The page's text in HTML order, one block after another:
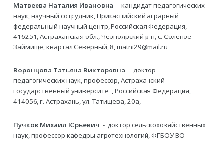
Матвеева Наталия Ивановна - кандидат педагогических
наук, научный сотрудник, Прикаспийский аграрный
федеральный научный центр, Российская Федерация,
416251, Астраханская обл., Черноярский р-н, с. Солёное
Займище, квартал Северный, 8, matni29@mail.ru
Воронцова Татьяна Викторовна - доктор
педагогических наук, профессор, Астраханский
государственный университет, Российская Федерация,
414056, г. Астрахань, ул. Татищева, 20а,
Пучков Михаил Юрьевич - доктор сельскохозяйственных
наук, профессор кафедры агротехнологий, ФГБОУ ВО